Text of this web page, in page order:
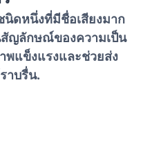
นิดหนึ่งที่มีชื่อเสียงมาก
สัญลักษณ์ของความเป็น
พแข็งแรงและช่วยส่ง
าบรื่น.